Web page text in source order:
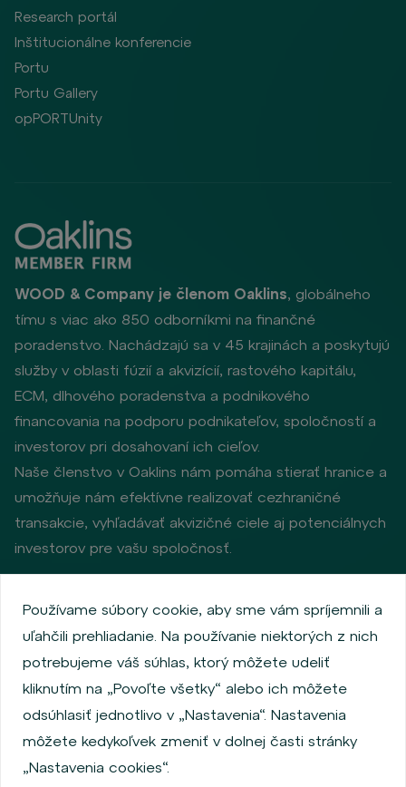
Research portál
Inštitucionálne konferencie
Portu
Portu Gallery
opPORTUnity
WOOD & Company je členom Oaklins, globálneho
tímu s viac ako 850 odborníkmi na finančné
poradenstvo. Nachádzajú sa v 45 krajinách a poskytujú
služby v oblasti fúzií a akvizícií, rastového kapitálu,
ECM, dlhového poradenstva a podnikového
financovania na podporu podnikateľov, spoločností a
investorov pri dosahovaní ich cieľov.
Naše členstvo v Oaklins nám pomáha stierať hranice a
umožňuje nám efektívne realizovať cezhraničné
transakcie, vyhľadávať akvizičné ciele aj potenciálnych
investorov pre vašu spoločnosť.
Zásady ochrany osobných údajov
Používanie súborov cookie
Informácie o emitentoch
Zamestnanecký akciový program
Povinne zverejňované informácie
Finančná výkonnosť
Regulation S, Rule 144a
MiFID Information
Disclaimer
Používame súbory cookie, aby sme vám spríjemnili a
uľahčili prehliadanie. Na používanie niektorých z nich
potrebujeme váš súhlas, ktorý môžete udeliť
kliknutím na „Povoľte všetky“ alebo ich môžete
odsúhlasiť jednotlivo v „Nastavenia“. Nastavenia
môžete kedykoľvek zmeniť v dolnej časti stránky
„Nastavenia cookies“.